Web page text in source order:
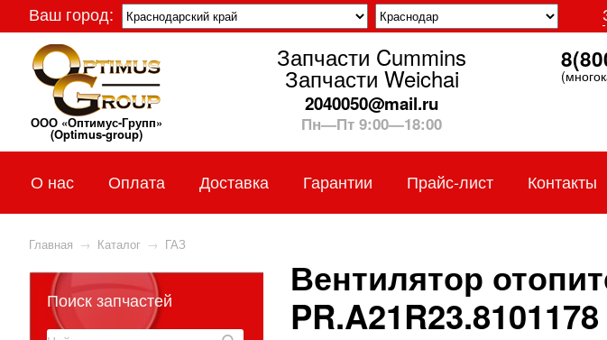
Ваш город:
ООО «Оптимус-Групп»
(Optimus-group)
Запчасти Cummins
Запчасти Weichai
2040050@mail.ru
Пн—Пт 9:00—18:00
О нас Оплата Доставка Гарантии Прайс-лист Контакты
Главная → Каталог → ГАЗ
Поиск запчастей
Вентилятор
PR.A21R23.8101178